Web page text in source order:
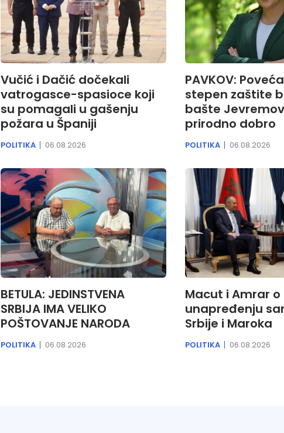
Vučić i Dačić dočekali
vatrogasce-spasioce koji
su pomagali u gašenju
požara u Španiji
POLITIKA 06.08.2026
PAVKOV:
stepen zaštite
bašte
prirodno dobro
POLITIKA 06.08.2026
BETULA: JEDINSTVENA
SRBIJA IMA VELIKO
POŠTOVANJE NARODA
POLITIKA 06.08.2026
Macut i Amrar o
unapređenju
Srbije i Maroka
POLITIKA 06.08.2026